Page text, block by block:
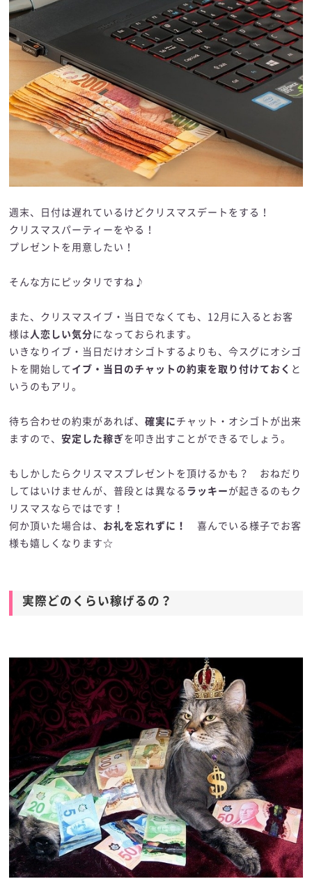
週末、日付は遅れているけどクリスマスデートをする！
クリスマスパーティーをやる！
プレゼントを用意したい！
そんな方にピッタリですね♪
また、クリスマスイブ・当日でなくても、12月に入るとお客
様は 人恋しい気分になっておられます。
いきなりイブ・当日だけオシゴトするよりも、今スグにオシゴ
トを開始して イブ・当日のチャットの約束を取り付けておく と
いうのもアリ。
待ち合わせの約束があれば、確実に チャット・オシゴトが出来
ますので、安定した稼ぎ を叩き出すことができるでしょう。
もしかしたらクリスマスプレゼントを頂けるかも？ おねだり
してはいけませんが、普段とは異なる ラッキー が起きるのもク
リスマスならではです！
何か頂いた場合は、 お礼を忘れずに！
喜んでいる様子でお客
様も嬉しくなります☆
実際どのくらい稼げるの？